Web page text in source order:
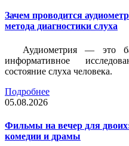
Зачем проводится
метода диагностики слуха
Аудиометрия — это
информативное
состояние слуха человека.
Подробнее
05.08.2026
Фильмы на вечер для
комедии и драмы